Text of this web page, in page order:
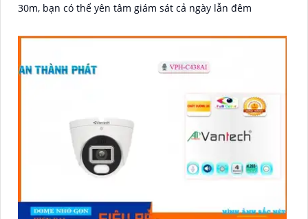
30m, bạn có thể yên tâm giám sát cả ngày lẫn đêm